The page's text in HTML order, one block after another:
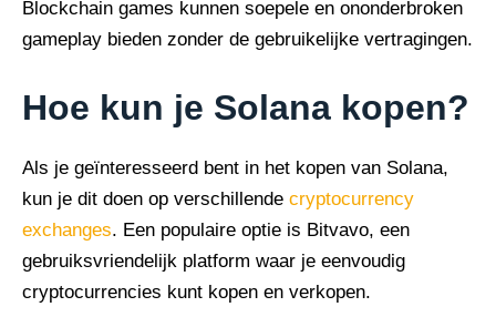
Blockchain games kunnen soepele en ononderbroken
gameplay bieden zonder de gebruikelijke vertragingen.
Hoe kun je Solana kopen?
Als je geïnteresseerd bent in het kopen van Solana,
kun je dit doen op verschillende cryptocurrency
exchanges. Een populaire optie is Bitvavo, een
gebruiksvriendelijk platform waar je eenvoudig
cryptocurrencies kunt kopen en verkopen.